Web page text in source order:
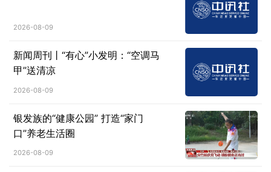
2026-08-09
新闻周刊丨“有心”小发明：“空调马
甲”送清凉
2026-08-09
银发族的“健康公园” 打造“家门
口”养老生活圈
2026-08-09